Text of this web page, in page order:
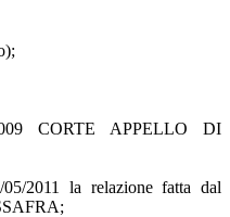
CORTE APPELLO DI
2011 la relazione fatta dal